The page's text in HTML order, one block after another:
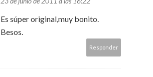
Es súper original,muy bonito.
Besos.
Responder